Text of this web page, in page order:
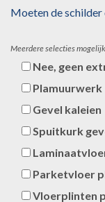
Moeten de
Meerdere selecties
Nee, geen
Plamuurwerk
Gevel kaleien
Spuitkurk
Parketvloer
Vloerplinten